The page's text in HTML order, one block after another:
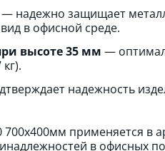
надежно защищает
в офисной среде.
высоте 35 мм —
надежность
применяется в
в офисных